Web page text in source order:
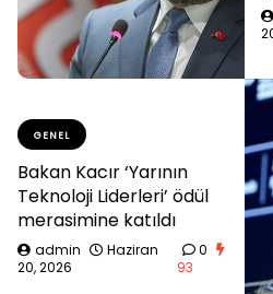
GENEL
Bakan Kacır ‘Yarının
Teknoloji Liderleri’ ödül
merasimine katıldı
admin
Haziran
20, 2026
0
93